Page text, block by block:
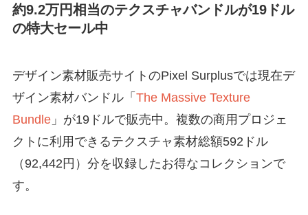
約9.2万円相当のテクスチャバンドルが19ドル
の特大セール中
デザイン素材販売サイトのPixel Surplusでは現在デ
ザイン素材バンドル「 The Massive Texture
Bundle」が19ドルで販売中。複数の商用プロジェ
クトに利用できるテクスチャ素材総額592ドル
（92,442円）分を収録したお得なコレクションで
す。